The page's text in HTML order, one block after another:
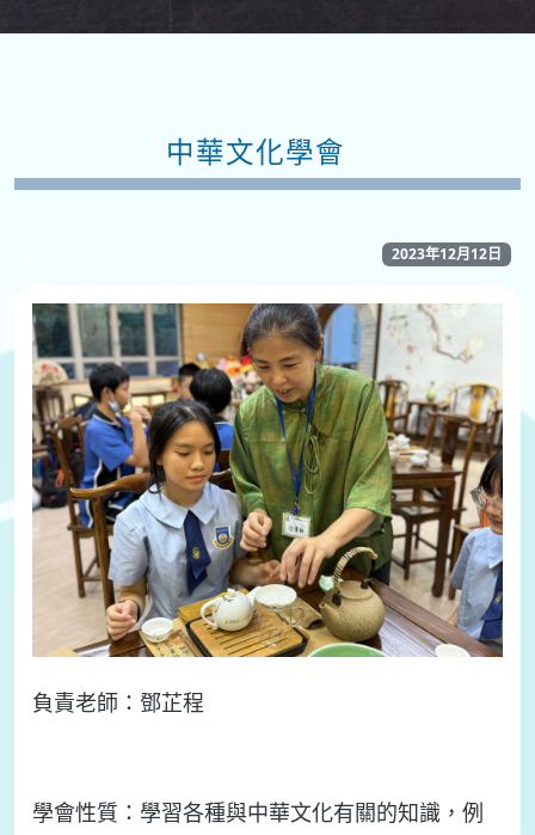
中華文化學會
2023年12月12日
負責老師： 鄧芷程
學會性質： 學習各種與中華文化有關的知識，例